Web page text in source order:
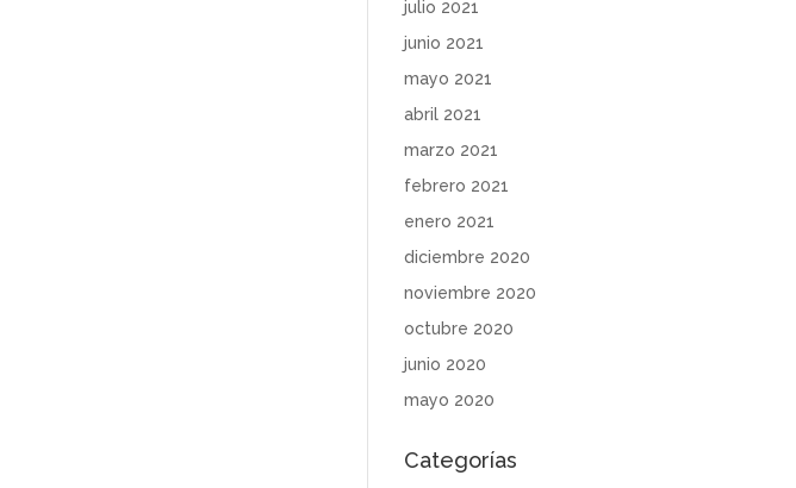
julio 2021
junio 2021
mayo 2021
abril 2021
marzo 2021
febrero 2021
enero 2021
diciembre 2020
noviembre 2020
octubre 2020
junio 2020
mayo 2020
Categorías